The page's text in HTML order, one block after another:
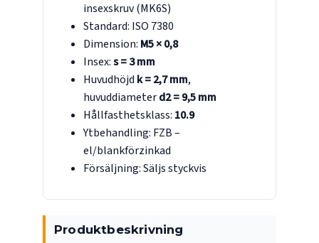
insexskruv (MK6S)
Standard: ISO 7380
Dimension: M5 × 0,8
Insex:s = 3 mm
Huvudhöjd k = 2,7 mm,
huvuddiameterd2 = 9,5 mm
Hållfasthetsklass: 10.9
Ytbehandling: FZB –
el/blankförzinkad
Försäljning: Säljs styckvis
Produktbeskrivning